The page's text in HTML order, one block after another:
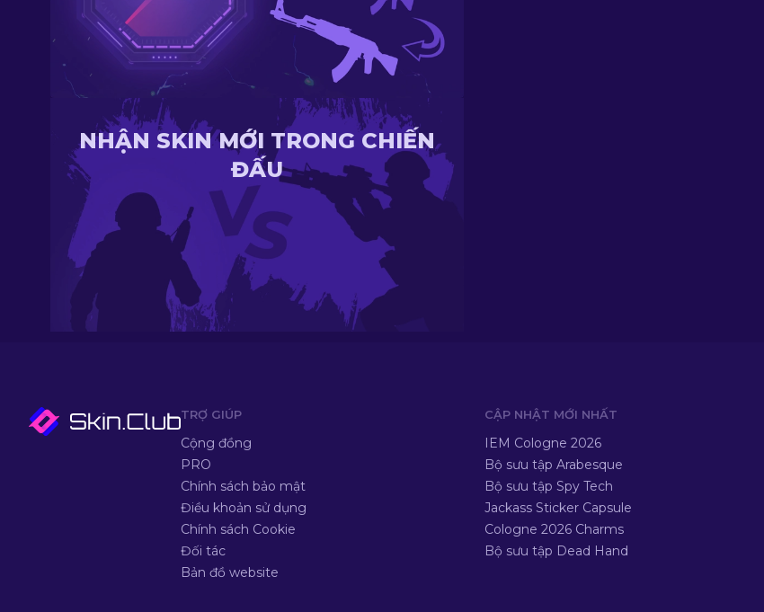
NHẬN SKIN MỚI TRONG CHIẾN
ĐẤU
TRỢ GIÚP
Cộng đồng
PRO
Chính sách bảo mật
Điều khoản sử dụng
Chính sách Cookie
Đối tác
Bản đồ website
CẬP NHẬT MỚI NHẤT
IEM Cologne 2026
Bộ sưu tập Arabesque
Bộ sưu tập Spy Tech
Jackass Sticker Capsule
Cologne 2026 Charms
Bộ sưu tập Dead Hand